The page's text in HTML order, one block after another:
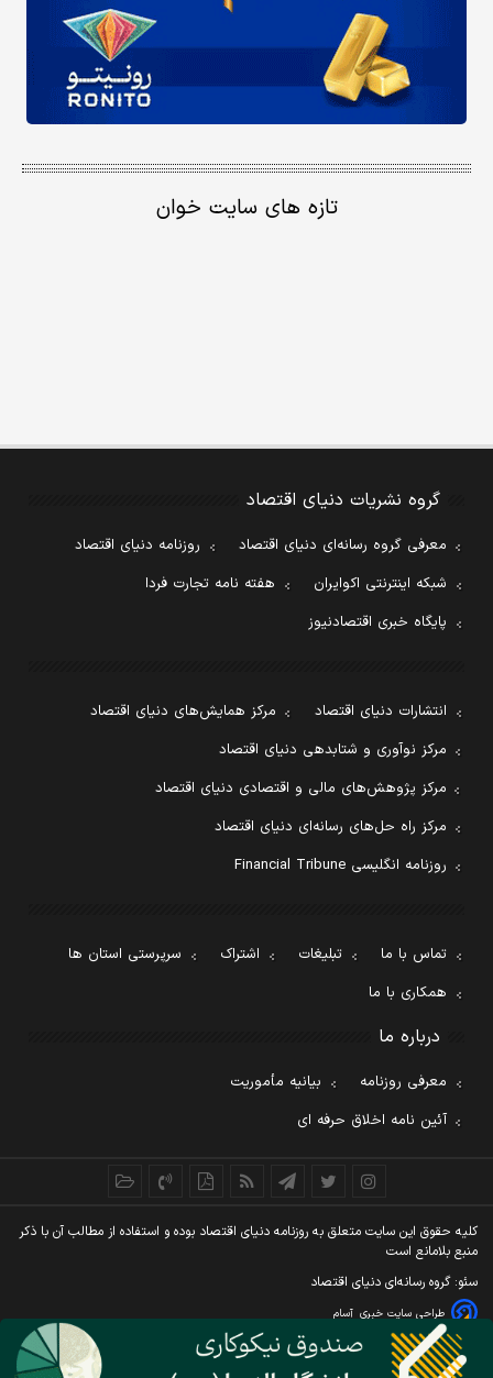
تازه های سایت خوان
گروه نشریات دنیای اقتصاد
معرفی گروه رسانه‌ای دنیای اقتصاد
روزنامه دنیای اقتصاد
شبکه اینترنتی اکوایران
هفته نامه تجارت فردا
پایگاه خبری اقتصادنیوز
انتشارات دنیای اقتصاد
مرکز همایش‌های دنیای اقتصاد
مرکز نوآوری و شتابدهی دنیای اقتصاد
مرکز پژوهش‌های مالی و اقتصادی دنیای اقتصاد
مرکز راه حل‌های رسانه‌ای دنیای اقتصاد
روزنامه انگلیسی Financial Tribune
تماس با ما تبلیغات اشتراک
سرپرستی استان ها
همکاری با ما
درباره ما
معرفی روزنامه
بیانیه مأموریت
آئین نامه اخلاق حرفه ای
کليه حقوق اين سايت متعلق به روزنامه دنيای اقتصاد بوده و استفاده از مطالب آن با ذکر
منبع بلامانع است
سئو: گروه رسانه‌ای دنیای اقتصاد
طراحی سایت خبری آسام